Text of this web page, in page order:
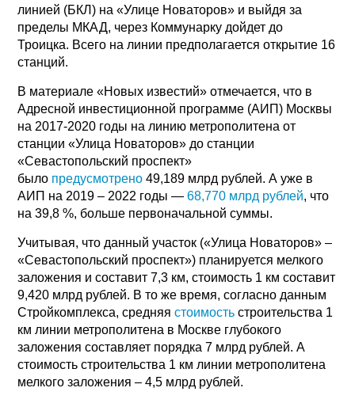
линией (БКЛ) на «Улице Новаторов» и выйдя за
пределы МКАД, через Коммунарку дойдет до
Троицка. Всего на линии предполагается открытие 16
станций.
В материале «Новых известий» отмечается, что в
Адресной инвестиционной программе (АИП) Москвы
на 2017-2020 годы на линию метрополитена от
станции «Улица Новаторов» до станции
«Севастопольский проспект»
было предусмотрено 49,189 млрд рублей. А уже в
АИП на 2019 – 2022 годы —68,770 млрд рублей, что
на 39,8 %, больше первоначальной суммы.
Учитывая, что данный участок («Улица Новаторов» –
«Севастопольский проспект») планируется мелкого
заложения и составит 7,3 км, стоимость 1 км составит
9,420 млрд рублей. В то же время, согласно данным
Стройкомплекса, средняястоимость строительства 1
км линии метрополитена в Москве глубокого
заложения составляет порядка 7 млрд рублей. А
стоимость строительства 1 км линии метрополитена
мелкого заложения – 4,5 млрд рублей.